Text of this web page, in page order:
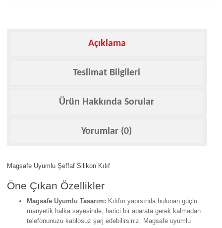
Açıklama
Teslimat Bilgileri
Ürün Hakkında Sorular
Yorumlar (0)
Magsafe Uyumlu Şeffaf Silikon Kılıf
Öne Çıkan Özellikler
Magsafe Uyumlu Tasarım: Kılıfın yapısında bulunan güçlü
manyetik halka sayesinde, harici bir aparata gerek kalmadan
telefonunuzu kablosuz şarj edebilirsiniz. Magsafe uyumlu